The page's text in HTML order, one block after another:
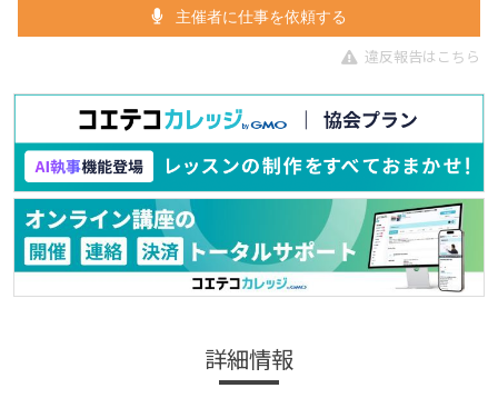
主催者に仕事を依頼する
違反報告はこちら
詳細情報